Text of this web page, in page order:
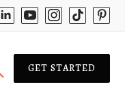
GET STARTED